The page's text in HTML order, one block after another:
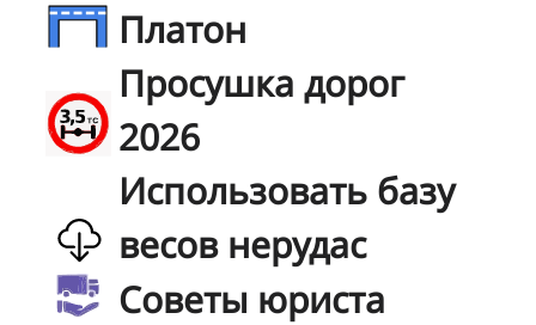
Платон
Просушка дорог
2026
Использовать базу
весов нерудас
Советы юриста